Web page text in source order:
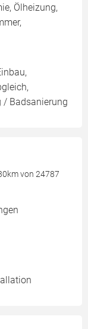
Ölheizung,
/ Badsanierung
von 24787